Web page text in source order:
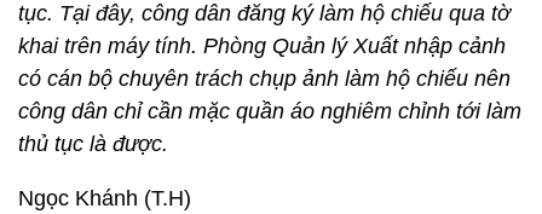
tục. Tại đây, công dân đăng ký làm hộ chiếu qua tờ
khai trên máy tính. Phòng Quản lý Xuất nhập cảnh
có cán bộ chuyên trách chụp ảnh làm hộ chiếu nên
công dân chỉ cần mặc quần áo nghiêm chỉnh tới làm
thủ tục là được.
Ngọc Khánh (T.H)